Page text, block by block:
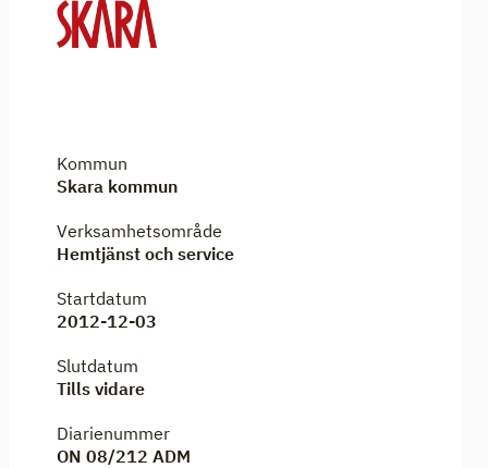
Kommun
Skara kommun
Verksamhetsområde
Hemtjänst och service
Startdatum
2012-12-03
Slutdatum
Tills vidare
Diarienummer
ON 08/212 ADM